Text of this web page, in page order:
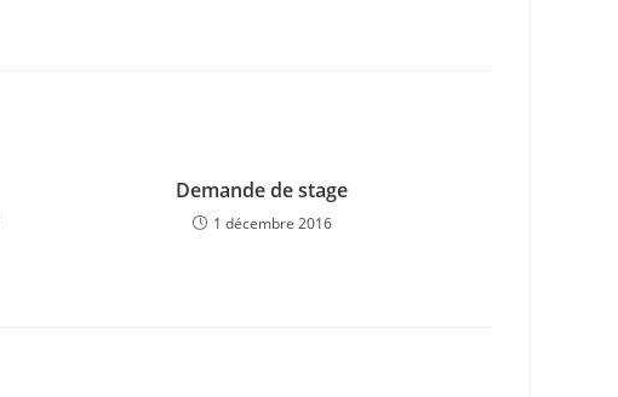
Demande de stage
1 décembre 2016